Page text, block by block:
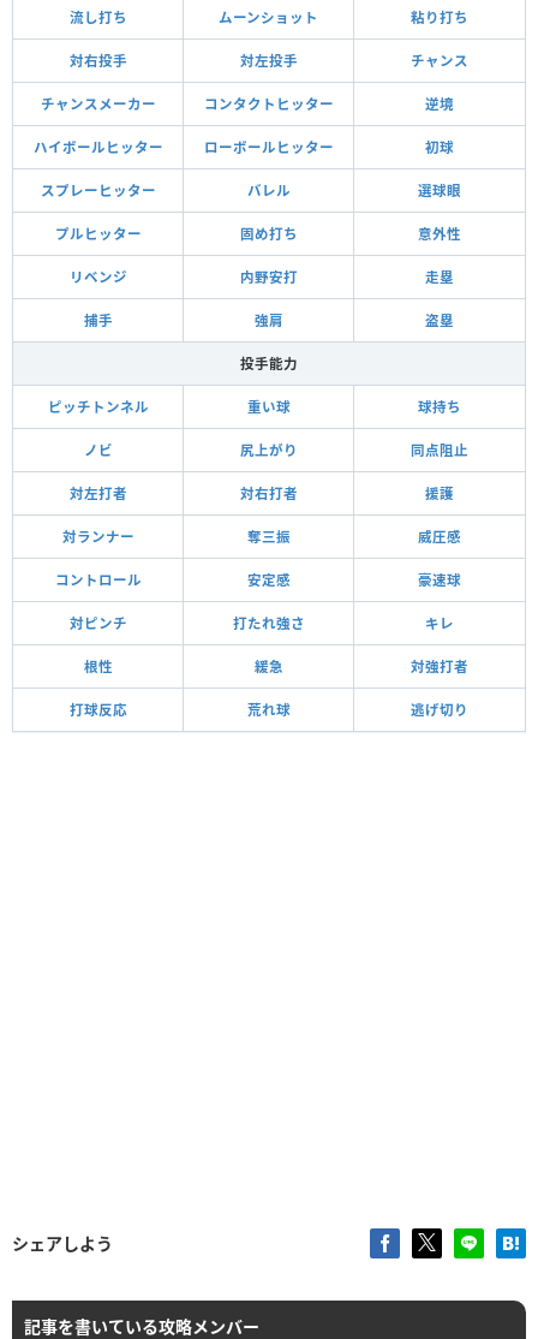
流し打ち ムーンショット 粘り打ち
対右投手 対左投手 チャンス
チャンスメーカー コンタクトヒッター 逆境
ハイボールヒッター ローボールヒッター 初球
スプレーヒッター バレル 選球眼
プルヒッター 固め打ち 意外性
リベンジ 内野安打 走塁
捕手 強肩 盗塁
投手能力
ピッチトンネル 重い球 球持ち
ノビ 尻上がり 同点阻止
対左打者 対右打者 援護
対ランナー 奪三振 威圧感
コントロール 安定感 豪速球
対ピンチ 打たれ強さ キレ
根性 緩急 対強打者
打球反応 荒れ球 逃げ切り
シェアしよう
記事を書いている攻略メンバー